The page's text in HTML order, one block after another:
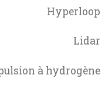
Hyperloop
Lidar
à hydrogène